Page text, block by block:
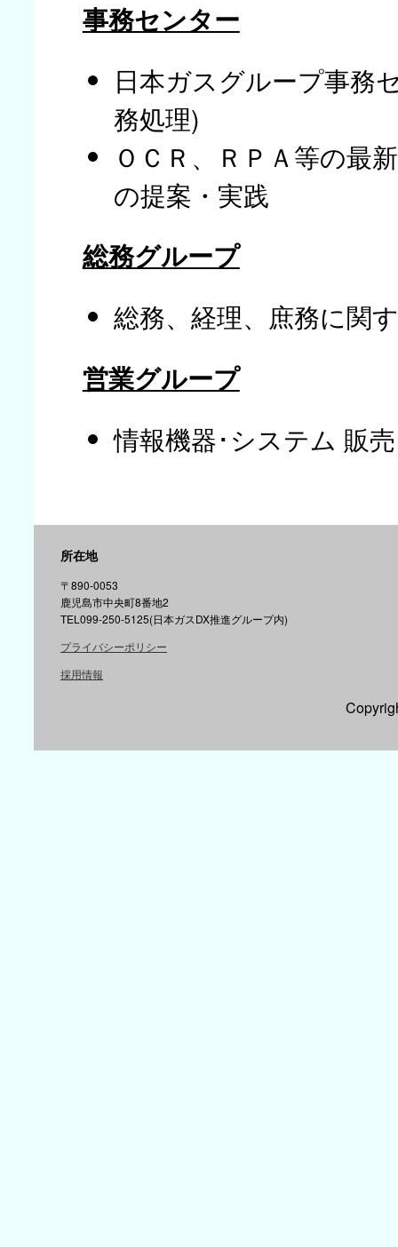
事務センター
日本ガスグループ事務
務処理)
ＯＣＲ、ＲＰＡ等の最
の提案・実践
総務グループ
総務、経理、庶務に関
営業グループ
情報機器･システム 販
所在地
〒890-0053
鹿児島市中央町8番地2
TEL099-250-5125(日本ガスDX推進グループ内)
プライバシーポリシー
採用情報